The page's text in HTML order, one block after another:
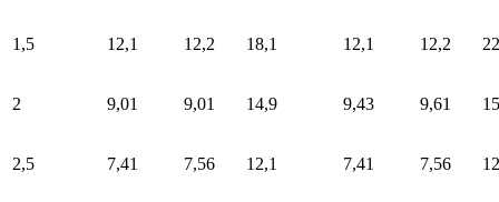
1,5 12,1 12,2 18,1 12,1 12,2
2 9,01 9,01 14,9 9,43 9,61
2,5 7,41 7,56 12,1 7,41 7,56